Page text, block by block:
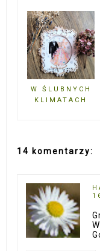
W ŚLUBNYCH
KLIMATACH
14 komentarzy: